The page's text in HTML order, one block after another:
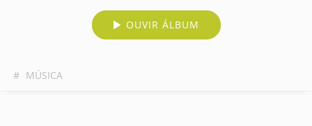
OUVIR ÁLBUM
# MÚSICA